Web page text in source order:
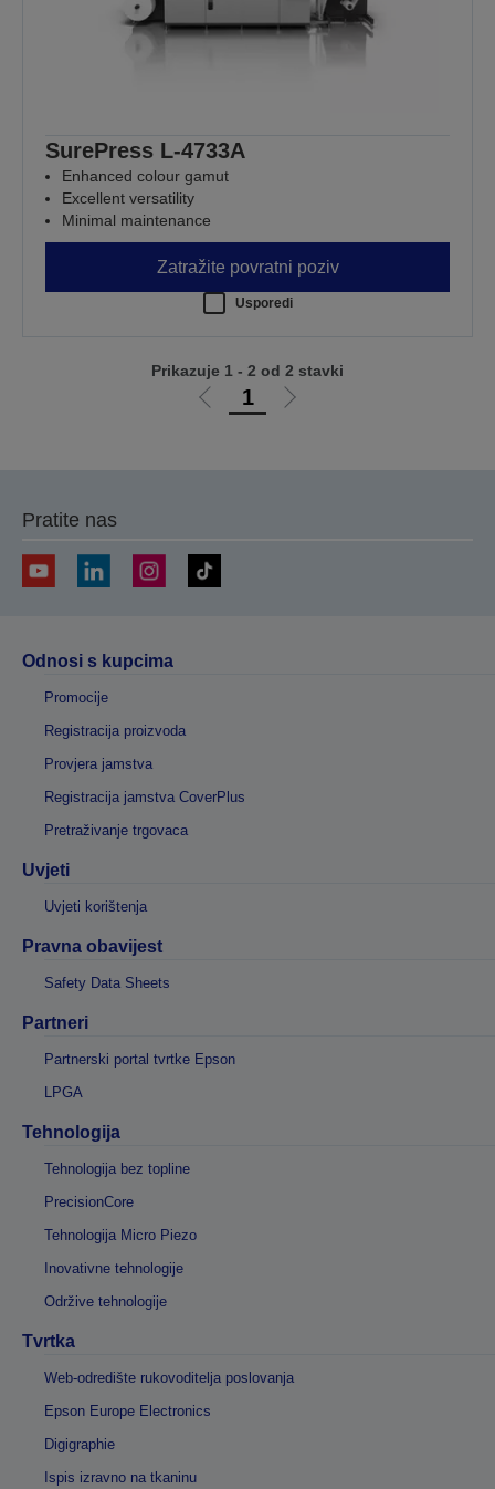
SurePress L-4733A
Enhanced colour gamut
Excellent versatility
Minimal maintenance
Zatražite povratni poziv
Usporedi
Idi
1
Idi
Prikazuje 1 - 2 od 2 stavki
Pratite nas
Odnosi s kupcima
Promocije
Registracija proizvoda
Provjera jamstva
Registracija jamstva CoverPlus
Pretraživanje trgovaca
Uvjeti
Uvjeti korištenja
Pravna obavijest
Safety Data Sheets
Partneri
Partnerski portal tvrtke Epson
LPGA
Tehnologija
Tehnologija bez topline
PrecisionCore
Tehnologija Micro Piezo
Inovativne tehnologije
Održive tehnologije
Tvrtka
Web-odredište rukovoditelja poslovanja
Epson Europe Electronics
Digigraphie
Ispis izravno na tkaninu